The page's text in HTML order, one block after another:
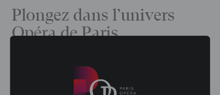
Plongez dans l’univers
Opéra de Paris